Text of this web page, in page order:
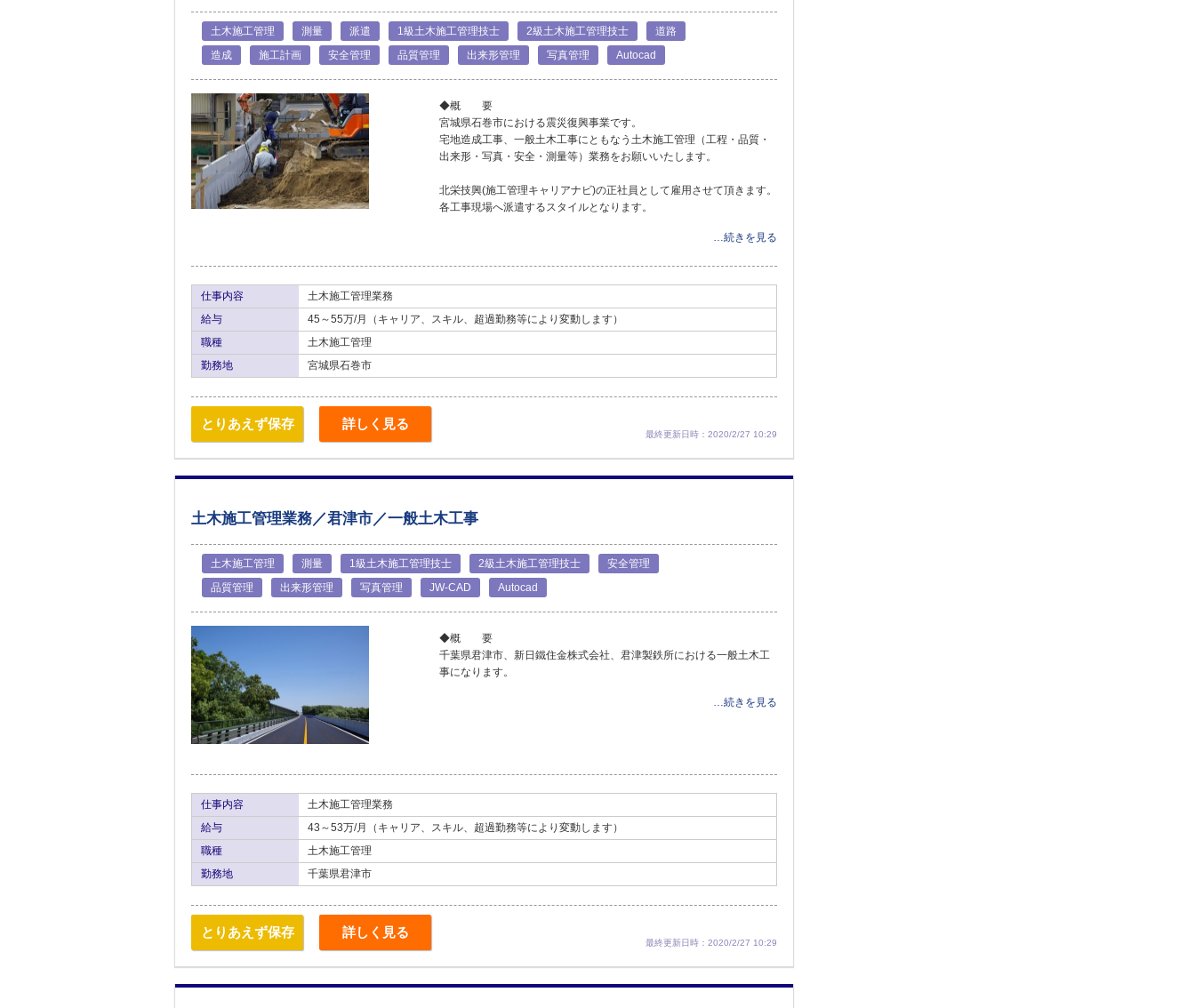
土木施工管理 測量 派遣 1級土木施工管理技士 2級土木施工管理技士
道路
造成
施工計画 安全管理 品質管理 出来形管理 写真管理 Autocad
◆概 要
宮城県石巻市における震災復興事業です。
宅地造成工事、一般土木工事にともなう土木施工管理（工程・品質・
出来形・写真・安全・測量等）業務をお願いいたします。
北栄技興(施工管理キャリアナビ)の正社員として雇用させて頂きます。
各工事現場へ派遣するスタイルとなります。
…続きを見る
仕事内容
土木施工管理業務
給与
45～55万/月（キャリア、スキル、超過勤務等により変動します）
職種
土木施工管理
勤務地
宮城県石巻市
とりあえず保存 詳しく見る
最終更新日時：2020/2/27 10:29
土木施工管理業務／君津市／一般土木工事
土木施工管理 測量 1級土木施工管理技士 2級土木施工管理技士
安全管理
品質管理
出来形管理 写真管理 JW-CAD Autocad
◆概 要
千葉県君津市、新日鐵住金株式会社、君津製鉄所における一般土木工
事になります。
…続きを見る
仕事内容
土木施工管理業務
給与
43～53万/月（キャリア、スキル、超過勤務等により変動します）
職種
土木施工管理
勤務地
千葉県君津市
とりあえず保存 詳しく見る
最終更新日時：2020/2/27 10:29